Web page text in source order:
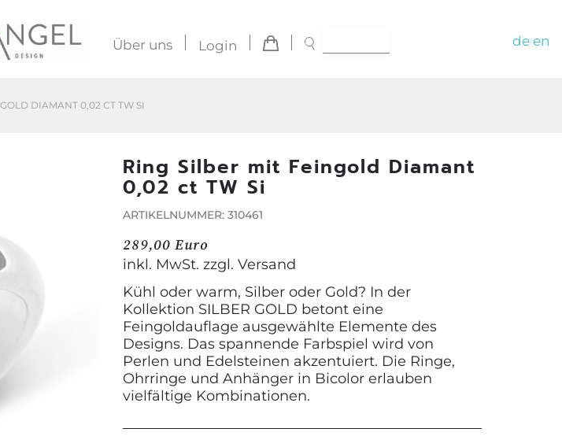
Über uns Login de en
DIAMANT 0,02 CT TW SI
Ring Silber mit Feingold Diamant
0,02 ct TW Si
ARTIKELNUMMER: 310461
289,00 Euro
inkl. MwSt. zzgl. Versand
Kühl oder warm, Silber oder Gold? In der
Kollektion SILBER GOLD betont eine
Feingoldauflage ausgewählte Elemente des
Designs. Das spannende Farbspiel wird von
Perlen und Edelsteinen akzentuiert. Die Ringe,
Ohrringe und Anhänger in Bicolor erlauben
vielfältige Kombinationen.